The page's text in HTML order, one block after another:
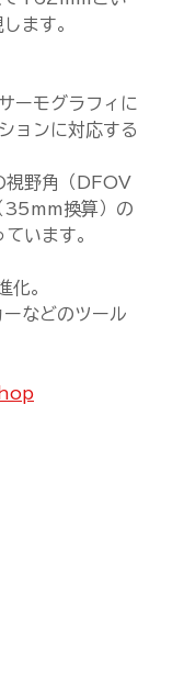
ます。
ーモグラフィに
ョンに対応する
視野角（DFOV
35mm換算）の
います。
。
などのツール